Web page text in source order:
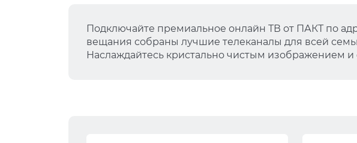
Подключайте премиальное онлайн ТВ от ПАКТ по
вещания собраны лучшие телеканалы для всей
Наслаждайтесь кристально чистым изображением